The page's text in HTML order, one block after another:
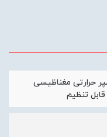
کامپکت هیوندای 75 آمپر حرارتی مغناظیسی
تنظیم